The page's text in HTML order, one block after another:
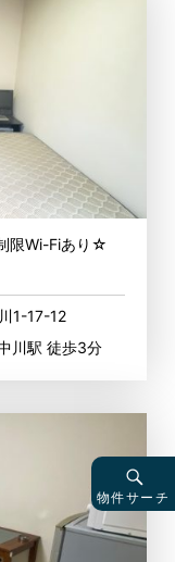
限Wi-Fiあり☆
1-17-12
川駅 徒歩3分
物件サーチ